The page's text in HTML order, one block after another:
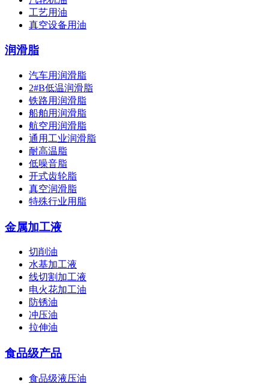
工艺用油
真空设备用油
润滑脂
汽车用润滑脂
2#B低温润滑脂
铁路用润滑脂
船舶用润滑脂
航空用润滑脂
通用工业润滑脂
耐高温脂
低噪音脂
开式齿轮脂
真空润滑脂
特殊行业用脂
金属加工液
切削油
水基加工液
线切割加工液
电火花加工油
防锈油
冲压油
拉伸油
食品级产品
食品级液压油